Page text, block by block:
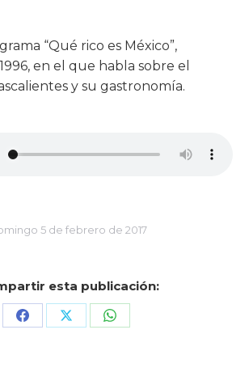
“Qué rico es México”,
en el que habla sobre el
y su gastronomía.
5 de febrero de 2017
esta publicación:
Share Share Share